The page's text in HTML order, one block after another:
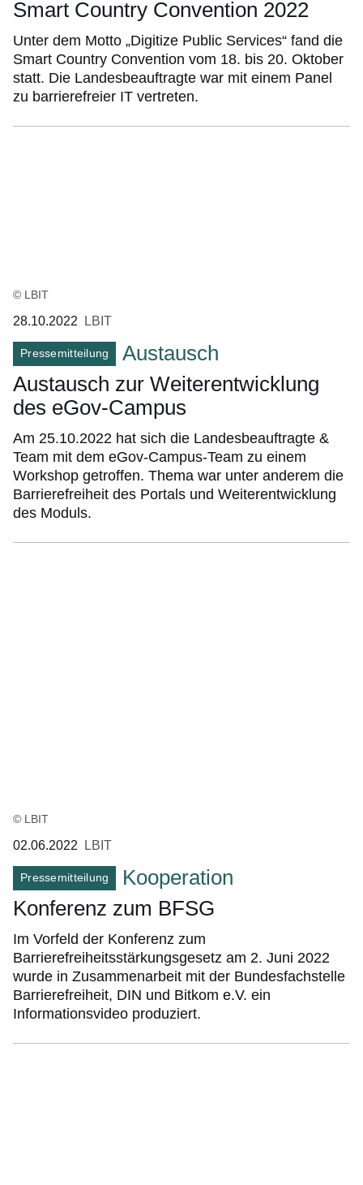
Smart Country Convention 2022
Unter dem Motto „Digitize Public Services“ fand die
Smart Country Convention vom 18. bis 20. Oktober
statt. Die Landesbeauftragte war mit einem Panel
zu barrierefreier IT vertreten.
© LBIT
28.10.2022 LBIT
Pressemitteilung
Austausch
Austausch zur Weiterentwicklung
des eGov-Campus
Am 25.10.2022 hat sich die Landesbeauftragte &
Team mit dem eGov-Campus-Team zu einem
Workshop getroffen. Thema war unter anderem die
Barrierefreiheit des Portals und Weiterentwicklung
des Moduls.
© LBIT
02.06.2022 LBIT
Pressemitteilung
Kooperation
Konferenz zum BFSG
Im Vorfeld der Konferenz zum
Barrierefreiheitsstärkungsgesetz am 2. Juni 2022
wurde in Zusammenarbeit mit der Bundesfachstelle
Barrierefreiheit, DIN und Bitkom e.V. ein
Informationsvideo produziert.